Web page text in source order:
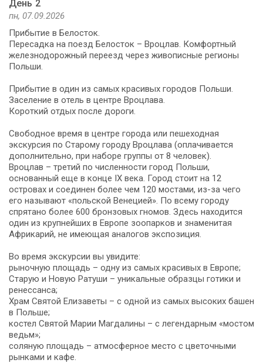
День 2
пн, 07.09.2026
Прибытие в Белосток.
Пересадка на поезд Белосток – Вроцлав. Комфортный
железнодорожный переезд через живописные регионы
Польши.
Прибытие в один из самых красивых городов Польши.
Заселение в отель в центре Вроцлава.
Короткий отдых после дороги.
Свободное время в центре города или пешеходная
экскурсия по Старому городу Вроцлава (оплачивается
дополнительно, при наборе группы от 8 человек).
Вроцлав – третий по численности город Польши,
основанный еще в конце IX века. Город стоит на 12
островах и соединен более чем 120 мостами, из-за чего
его называют «польской Венецией». По всему городу
спрятано более 600 бронзовых гномов. Здесь находится
один из крупнейших в Европе зоопарков и знаменитая
Африкарий, не имеющая аналогов экспозиция.
Во время экскурсии вы увидите:
рыночную площадь – одну из самых красивых в Европе;
Старую и Новую Ратуши – уникальные образцы готики и
ренессанса;
Храм Святой Елизаветы – с одной из самых высоких башен
в Польше;
костел Святой Марии Магдалины – с легендарным «мостом
ведьм»;
соляную площадь – атмосферное место с цветочными
рынками и кафе.